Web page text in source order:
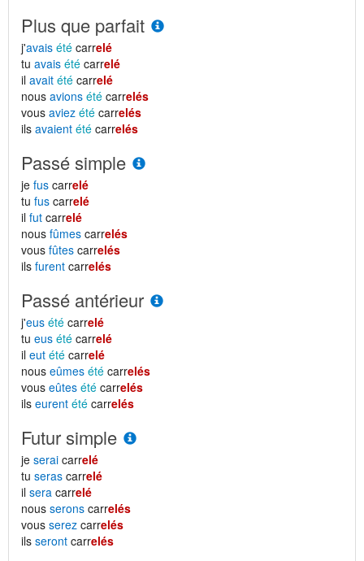
Plus que parfait
j'avais été carrelé
tu avais été carrelé
il avait été carrelé
nous avions été carrelés
vous aviez été carrelés
ils avaient été carrelés
Passé simple
je fus carrelé
tu fus carrelé
il fut carrelé
nous fûmes carrelés
vous fûtes carrelés
ils furent carrelés
Passé antérieur
j'eus été carrelé
tu eus été carrelé
il eut été carrelé
nous eûmes été carrelés
vous eûtes été carrelés
ils eurent été carrelés
Futur simple
je serai carrelé
tu seras carrelé
il sera carrelé
nous serons carrelés
vous serez carrelés
ils seront carrelés